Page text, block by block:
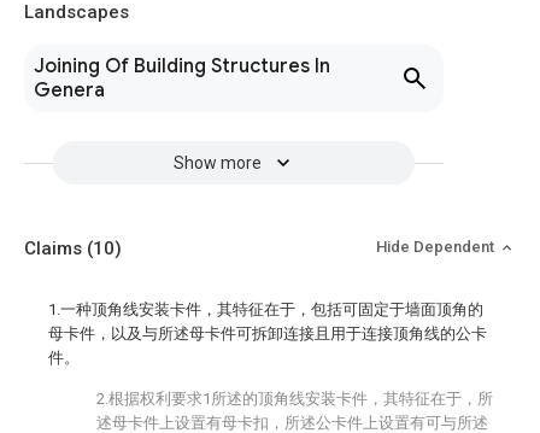
Landscapes
Joining Of Building Structures In
Genera
Show more
Claims (10) Hide Dependent
1.一种顶角线安装卡件，其特征在于，包括可固定于墙面顶角的
母卡件，以及与所述母卡件可拆卸连接且用于连接顶角线的公卡
件。
2.根据权利要求1所述的顶角线安装卡件，其特征在于，所
述母卡件上设置有母卡扣，所述公卡件上设置有可与所述